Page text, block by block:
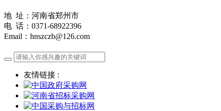
地 址：河南省郑州市
电 话：0371-68922396
Email：hnszczb@126.com
友情链接 :